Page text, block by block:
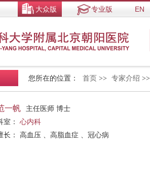
大众版 专业版 EN
您所在的位置： 首页 >> 专家介绍 >>
一帆
主任医师 博士
室： 心内科
长： 高血压 、高脂血症 、冠心病